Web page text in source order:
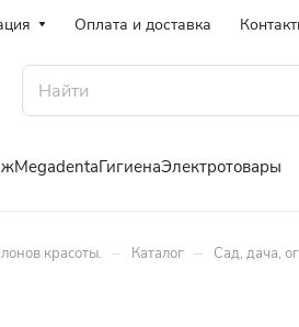
Оплата и доставка
MegadentaГигиенаЭлектротовары
красоты. – Каталог – Сад, дача,